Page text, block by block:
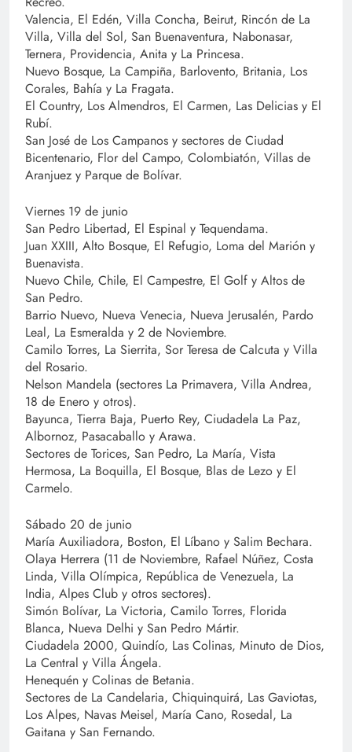
Valencia, El Edén, Villa Concha, Beirut, Rincón de La
Villa, Villa del Sol, San Buenaventura, Nabonasar,
Ternera, Providencia, Anita y La Princesa.
Nuevo Bosque, La Campiña, Barlovento, Britania, Los
Corales, Bahía y La Fragata.
El Country, Los Almendros, El Carmen, Las Delicias y El
Rubí.
San José de Los Campanos y sectores de Ciudad
Bicentenario, Flor del Campo, Colombiatón, Villas de
Aranjuez y Parque de Bolívar.
Viernes 19 de junio
San Pedro Libertad, El Espinal y Tequendama.
Juan XXIII, Alto Bosque, El Refugio, Loma del Marión y
Buenavista.
Nuevo Chile, Chile, El Campestre, El Golf y Altos de
San Pedro.
Barrio Nuevo, Nueva Venecia, Nueva Jerusalén, Pardo
Leal, La Esmeralda y 2 de Noviembre.
Camilo Torres, La Sierrita, Sor Teresa de Calcuta y Villa
del Rosario.
Nelson Mandela (sectores La Primavera, Villa Andrea,
18 de Enero y otros).
Bayunca, Tierra Baja, Puerto Rey, Ciudadela La Paz,
Albornoz, Pasacaballo y Arawa.
Sectores de Torices, San Pedro, La María, Vista
Hermosa, La Boquilla, El Bosque, Blas de Lezo y El
Carmelo.
Sábado 20 de junio
María Auxiliadora, Boston, El Líbano y Salim Bechara.
Olaya Herrera (11 de Noviembre, Rafael Núñez, Costa
Linda, Villa Olímpica, República de Venezuela, La
India, Alpes Club y otros sectores).
Simón Bolívar, La Victoria, Camilo Torres, Florida
Blanca, Nueva Delhi y San Pedro Mártir.
Ciudadela 2000, Quindío, Las Colinas, Minuto de Dios,
La Central y Villa Ángela.
Henequén y Colinas de Betania.
Sectores de La Candelaria, Chiquinquirá, Las Gaviotas,
Los Alpes, Navas Meisel, María Cano, Rosedal, La
Gaitana y San Fernando.